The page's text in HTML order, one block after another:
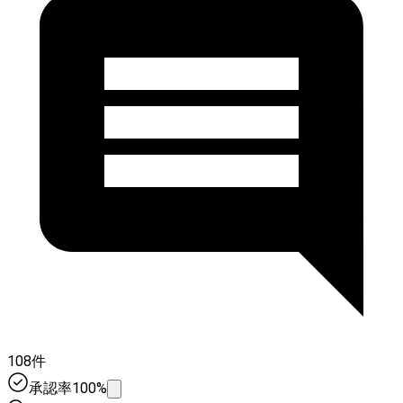
108件
承認率100%